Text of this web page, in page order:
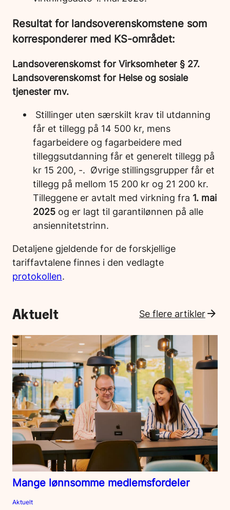
Resultat for landsoverenskomstene som
korresponderer med KS-området:
Landsoverenskomst for Virksomheter § 27.
Landsoverenskomst for Helse og sosiale
tjenester mv.
Stillinger uten særskilt krav til utdanning
får et tillegg på 14 500 kr, mens
fagarbeidere og fagarbeidere med
tilleggsutdanning får et generelt tillegg på
kr 15 200, -. Øvrige stillingsgrupper får et
tillegg på mellom 15 200 kr og 21 200 kr.
Tilleggene er avtalt med virkning fra 1. mai
2025 og er lagt til garantilønnen på alle
ansiennitetstrinn.
Detaljene gjeldende for de forskjellige
tariffavtalene finnes i den vedlagte
protokollen.
Aktuelt Se flere artikler
Mange lønnsomme medlemsfordeler
Aktuelt